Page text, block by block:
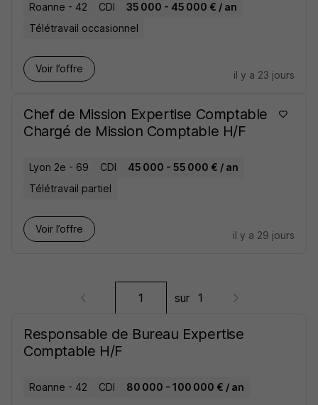
Roanne - 42 CDI
35 000 - 45 000 € / an
Télétravail occasionnel
Voir l’offre
il y a 23 jours
Chef de Mission Expertise Comptable
Chargé de Mission Comptable H/F
Lyon 2e - 69 CDI
45 000 - 55 000 € / an
Télétravail partiel
Voir l’offre
il y a 29 jours
sur 1
Responsable de Bureau Expertise
Comptable H/F
Roanne - 42 CDI 80 000 - 100 000 € / an